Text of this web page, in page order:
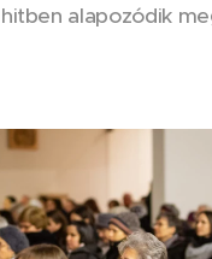
alapozódik